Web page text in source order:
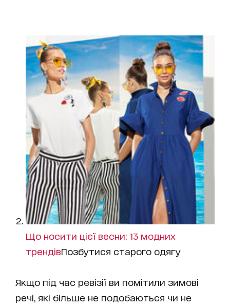
Що носити цієї весни: 13 модних
трендівПозбутися старого одягу
Якщо під час ревізії ви помітили зимові
речі, які більше не подобаються чи не